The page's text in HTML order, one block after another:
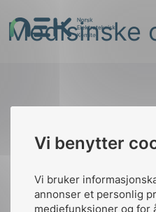
Vi benytter
Vi bruker
annonser et personlig
mediefunksjoner og for
til
innhold
NEK
Søk
Medisinske
Kontakt oss